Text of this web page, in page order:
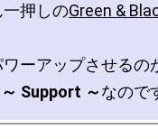
押しのGreen &
ーアップさせるの
Support ～